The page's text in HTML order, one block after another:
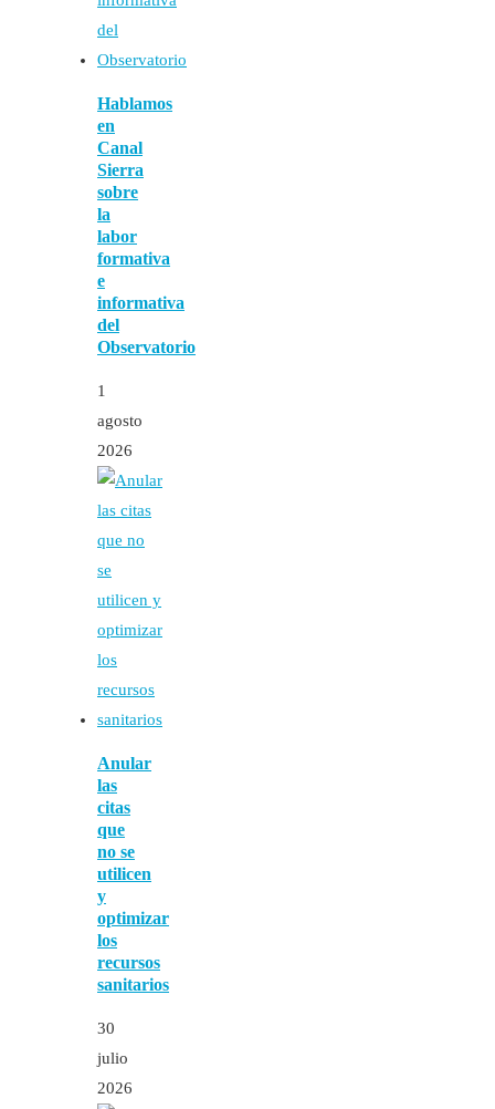
Hablamos
en
Canal
Sierra
sobre
la
labor
formativa
e
informativa
del
Observatorio
1
agosto
2026
Anular
las
citas
que
no se
utilicen
y
optimizar
los
recursos
sanitarios
30
julio
2026